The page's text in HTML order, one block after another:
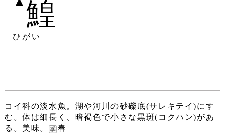
鰉
ひがい
コイ科の淡水魚。湖や河川の砂礫底(サレキテイ)にす
む。体は細長く、暗褐色で小さな黒斑(コクハン)があ
る。美味。
春